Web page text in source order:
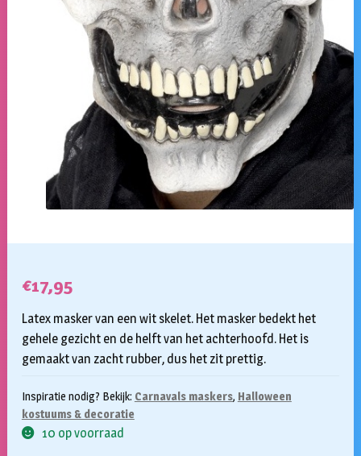
€17,95
Latex masker van een wit skelet. Het masker bedekt het
gehele gezicht en de helft van het achterhoofd. Het is
gemaakt van zacht rubber, dus het zit prettig.
Inspiratie nodig? Bekijk: Carnavals maskers, Halloween
kostuums & decoratie
10 op voorraad